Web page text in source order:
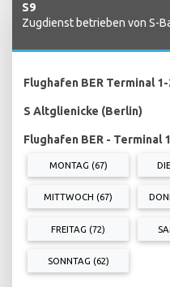
S9
Zugdienst betrieben von S-
Flughafen BER Terminal
S Altglienicke (Berlin)
Flughafen BER - Terminal
MONTAG (67)
MITTWOCH (67)
FREITAG (72)
SONNTAG (62)